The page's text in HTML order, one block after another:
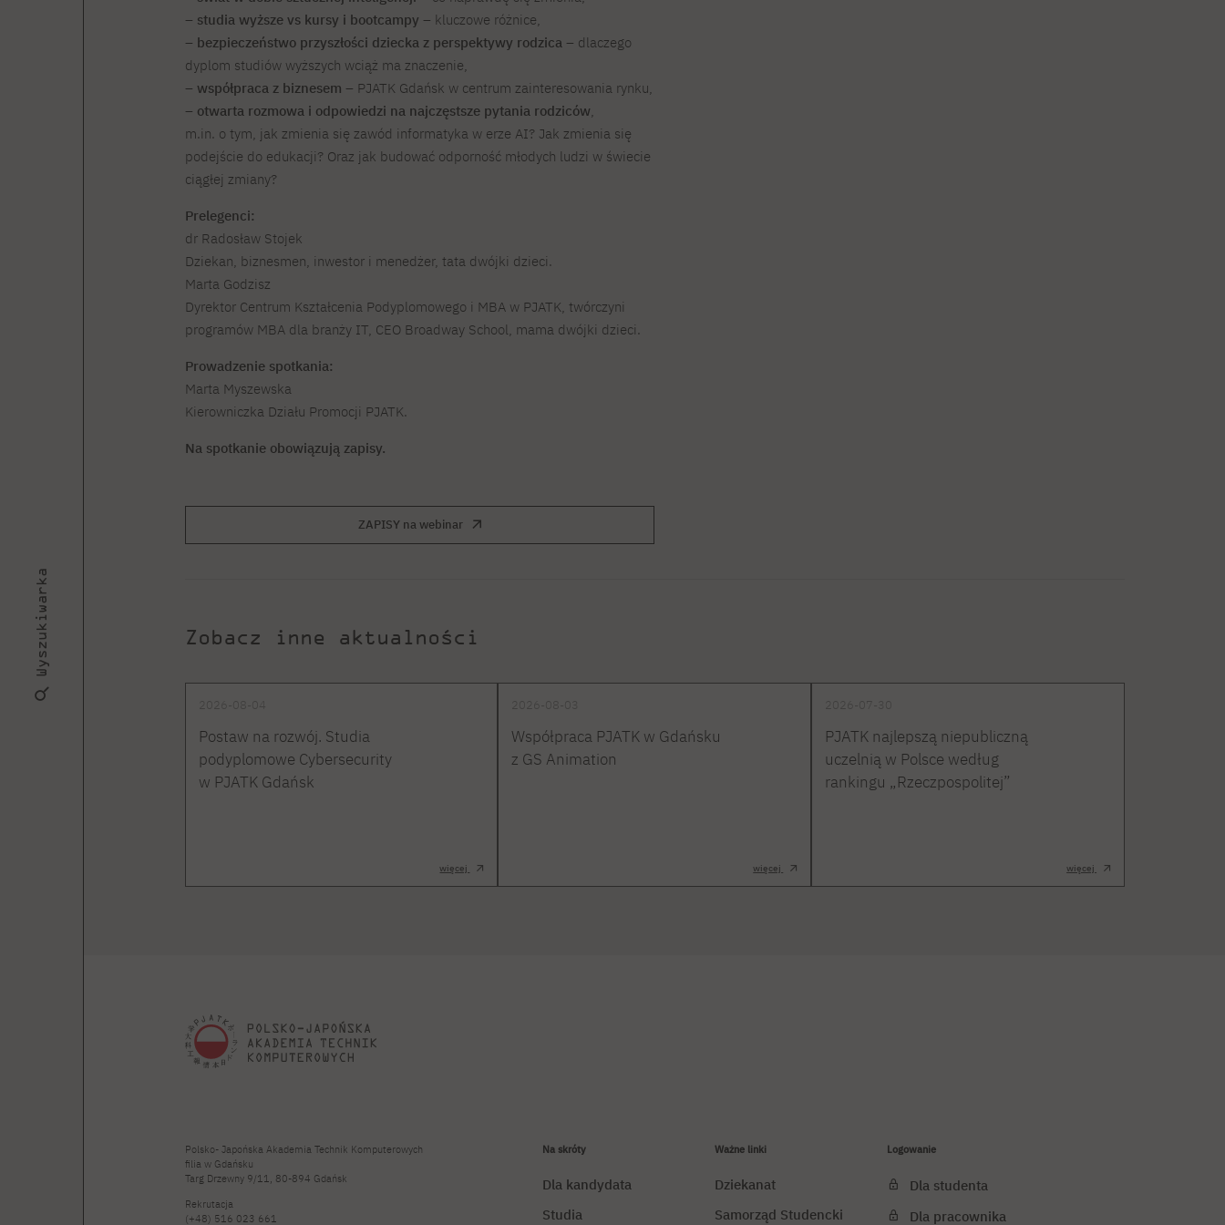
Wyszukiwarka
– studia wyższe vs kursy i bootcampy – kluczowe różnice,
– bezpieczeństwo przyszłości dziecka z perspektywy rodzica– dlaczego
dyplom studiów wyższych wciąż ma znaczenie,
– współpraca z biznesem – PJATK Gdańsk w centrum zainteresowania rynku,
– otwarta rozmowa i odpowiedzi na najczęstsze pytania rodziców,
m.in. o tym, jak zmienia się zawód informatyka w erze AI? Jak zmienia się
podejście do edukacji? Oraz jak budować odporność młodych ludzi w świecie
ciągłej zmiany?
Prelegenci:
dr Radosław Stojek
Dziekan, biznesmen, inwestor i menedżer, tata dwójki dzieci.
Marta Godzisz
Dyrektor Centrum Kształcenia Podyplomowego i MBA w PJATK, twórczyni
programów MBA dla branży IT, CEO Broadway School, mama dwójki dzieci.
Prowadzenie spotkania:
Marta Myszewska
Kierowniczka Działu Promocji PJATK.
Na spotkanie obowiązują zapisy.
ZAPISY na webinar
Zobacz inne aktualności
Postaw na rozwój. Studia
podyplomowe Cybersecurity
w PJATK Gdańsk
więcej
Współpraca PJATK w Gdańsku
z GS Animation
więcej
PJATK najlepszą niepubliczną
uczelnią w Polsce według
rankingu „Rzeczpospolitej”
więcej
Polsko- Japońska Akademia Technik Komputerowych
filia w Gdańsku
Targ Drzewny 9/11, 80-894 Gdańsk
Rekrutacja
(+48) 516 023 661
Na skróty
Dla kandydata
Studia
Ważne linki
Dziekanat
Samorząd Studencki
Logowanie
Dla studenta
Dla pracownika